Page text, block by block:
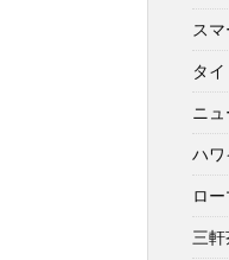
ス
タイ
ニ
ハワ
ロー
三